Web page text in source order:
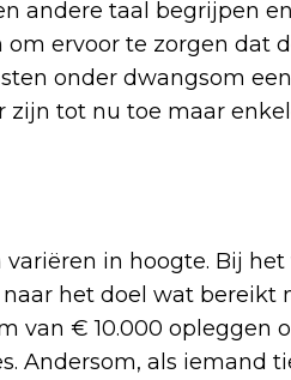
andere taal begrijpen
ervoor te zorgen dat
onder dwangsom
zijn tot nu toe maar
in hoogte. Bij
het doel wat bereikt
van € 10.000 opleggen
Andersom, als iemand